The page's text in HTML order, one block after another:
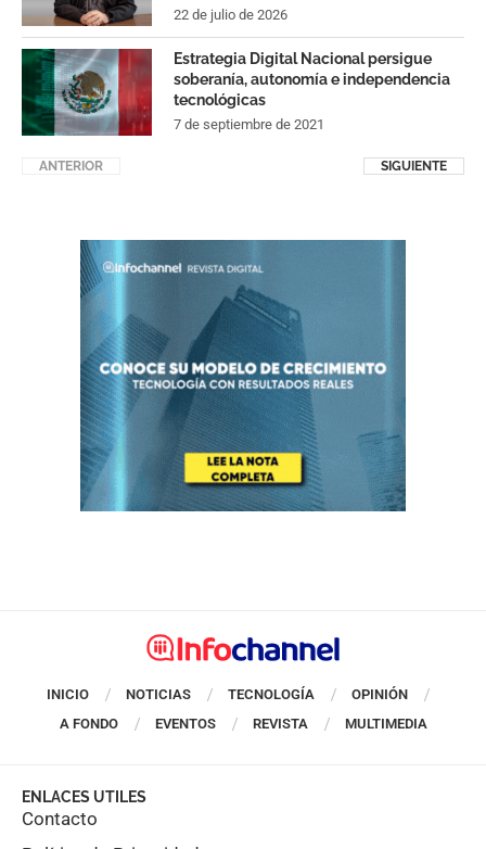
22 de julio de 2026
Estrategia Digital Nacional persigue
soberanía, autonomía e independencia
tecnológicas
7 de septiembre de 2021
ANTERIOR SIGUIENTE
INICIO NOTICIAS TECNOLOGÍA
OPINIÓN
A FONDO
EVENTOS REVISTA MULTIMEDIA
ENLACES UTILES
Contacto